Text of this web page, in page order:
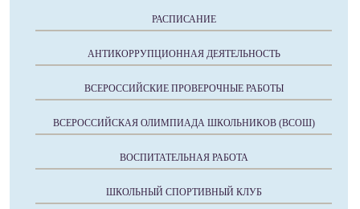
РАСПИСАНИЕ
АНТИКОРРУПЦИОННАЯ ДЕЯТЕЛЬНОСТЬ
ВСЕРОССИЙСКИЕ ПРОВЕРОЧНЫЕ РАБОТЫ
ВСЕРОССИЙСКАЯ ОЛИМПИАДА ШКОЛЬНИКОВ (ВСОШ)
ВОСПИТАТЕЛЬНАЯ РАБОТА
ШКОЛЬНЫЙ СПОРТИВНЫЙ КЛУБ